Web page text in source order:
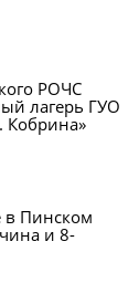
РОЧС
лагерь ГУО
Кобрина»
в Пинском
и 8-